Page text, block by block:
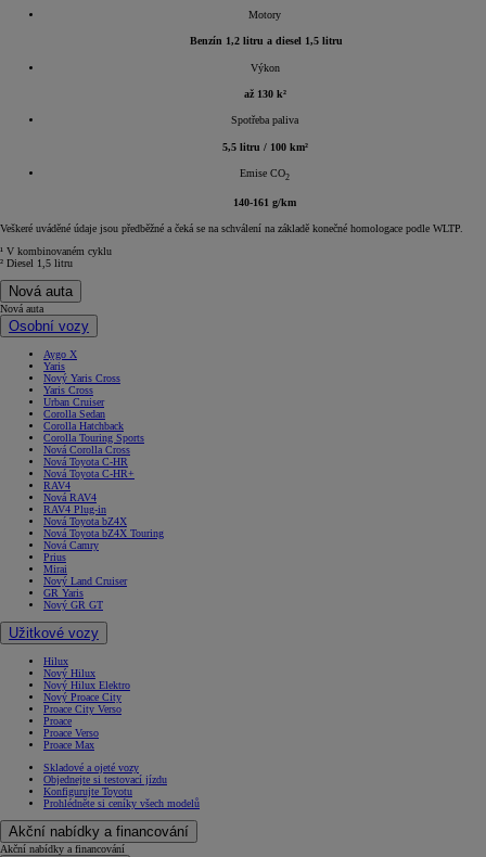
Motory
Benzín 1,2 litru a diesel 1,5 litru
Výkon
až 130 k²
Spotřeba paliva
5,5 litru / 100 km²
Emise CO2
140-161 g/km
Veškeré uváděné údaje jsou předběžné a čeká se na schválení na základě konečné homologace podle WLTP.
¹ V kombinovaném cyklu
² Diesel 1,5 litru
Nová auta
Nová auta
Osobní vozy
Aygo X
Yaris
Nový Yaris Cross
Yaris Cross
Urban Cruiser
Corolla Sedan
Corolla Hatchback
Corolla Touring Sports
Nová Corolla Cross
Nová Toyota C-HR
Nová Toyota C-HR+
RAV4
Nová RAV4
RAV4 Plug-in
Nová Toyota bZ4X
Nová Toyota bZ4X Touring
Nová Camry
Prius
Mirai
Nový Land Cruiser
GR Yaris
Nový GR GT
Užitkové vozy
Hilux
Nový Hilux
Nový Hilux Elektro
Nový Proace City
Proace City Verso
Proace
Proace Verso
Proace Max
Skladové a ojeté vozy
Objednejte si testovací jízdu
Konfigurujte Toyotu
Prohlédněte si ceníky všech modelů
Akční nabídky a financování
Akční nabídky a financování